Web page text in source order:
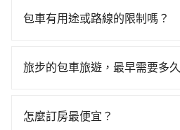
高鐵加轉乘之平均每人花費為
至少額外負擔50元車資，而且
再節省50%的交通費用。
回），雖已將eTag和可能的每
Yaris、Prius C、Vios這類乘坐
發現仍有上一組乘客遺留的垃圾
照里程跳錶計算，價格約為
僅雙北的0.5%，其叫車的難度
椅及兒童用增高墊供您選購(租
包車有用途或路線的限制嗎？
要是長途交通且途中遵守台灣法
約叫車、機場接送、定期洗腎、
旅步的包車旅遊，最早需要多
提供早鳥優惠，您越早預訂就能
怎麼訂房最便宜？